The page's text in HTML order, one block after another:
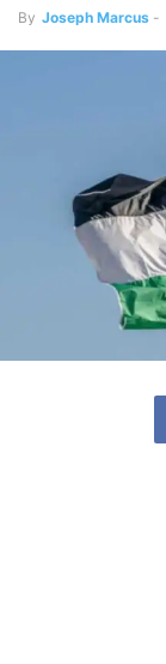
By Joseph Marcus -